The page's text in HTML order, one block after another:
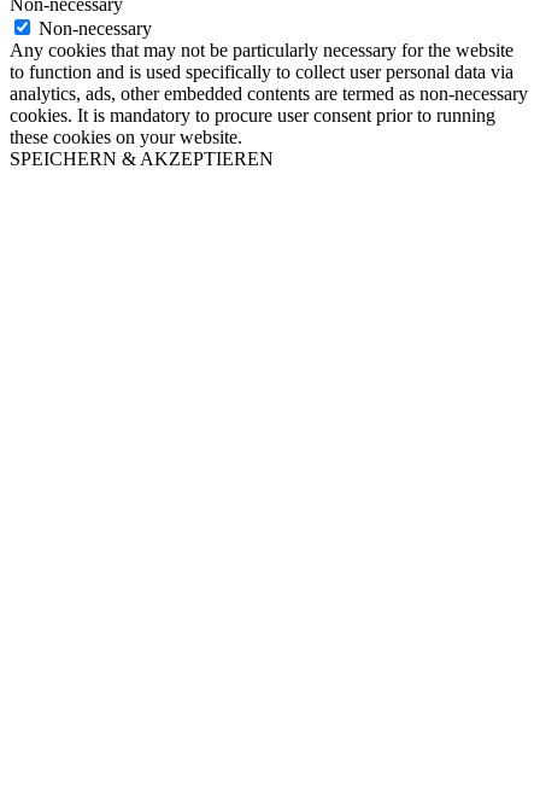
Non-necessary
Any cookies that may not be particularly necessary for the website
to function and is used specifically to collect user personal data via
analytics, ads, other embedded contents are termed as non-necessary
cookies. It is mandatory to procure user consent prior to running
these cookies on your website.
SPEICHERN & AKZEPTIEREN